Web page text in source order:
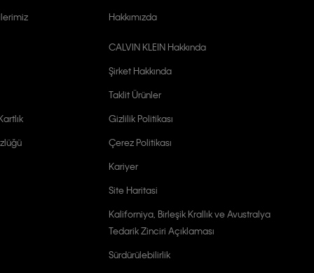
Hakkımızda
CALVIN KLEIN Hakkında
Şirket Hakkında
Taklit Ürünler
Gizlilik Politikası
Çerez Politikası
Kariyer
Site Haritasi
Kaliforniya, Birleşik Krallık ve Avustralya
Tedarik Zinciri Açıklaması
Sürdürülebilirlik